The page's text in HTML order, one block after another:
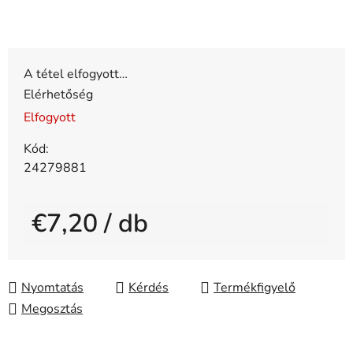
A tétel elfogyott…
Elérhetőség
Elfogyott
Kód:
24279881
€7,20/ db
Nyomtatás
Kérdés
Megosztás